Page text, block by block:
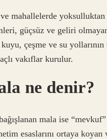
mahallelerde yoksulluktan
güçsüz ve geliri
çeşme ve su
vakıflar kurulur.
ne denir?
mala ise
esaslarını ortaya